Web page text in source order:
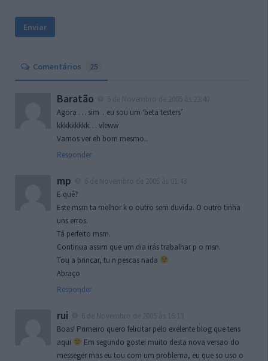
Comentários 25
Baratão
Agora … sim .. eu sou um ‘beta testers’
kkkkkkkkk… vleww
Vamos ver eh bom mesmo..
Responder
mp
E quê?
Este msm ta melhor k o outro sem duvida. O outro tinha
uns erros.
Tá perfeito msm.
Continua assim que um dia irás trabalhar p o msn.
Tou a brincar, tu n pescas nada
Abraço
Responder
rui
Boas! Primeiro quero felicitar pelo exelente blog que tens
aqui
Em segundo gostei muito desta nova versao do
messeger mas eu tou com um problema, eu que so uso o